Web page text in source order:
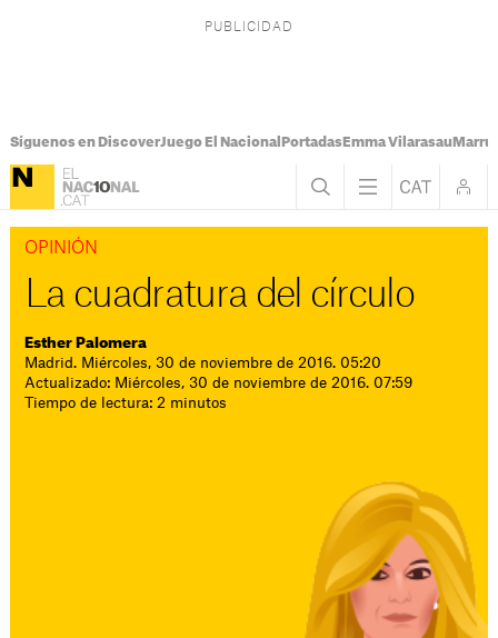
Síguenos en DiscoverJuego El Nacional PortadasEmma Vilarasau
OPINIÓN
La cuadratura del círculo
Esther Palomera
Madrid. Miércoles, 30 de noviembre de 2016. 05:20
Actualizado: Miércoles, 30 de noviembre de 2016. 07:59
Tiempo de lectura: 2 minutos